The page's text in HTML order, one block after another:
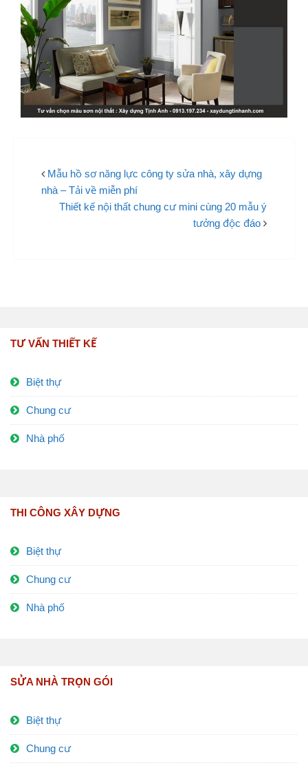
Mẫu hồ sơ năng lực công ty sửa nhà, xây dựng
nhà – Tải về miễn phí
Thiết kế nội thất chung cư mini cùng 20 mẫu ý
tưởng độc đáo
TƯ VẤN THIẾT KẾ
Biệt thự
Chung cư
Nhà phố
THI CÔNG XÂY DỰNG
Biệt thự
Chung cư
Nhà phố
SỬA NHÀ TRỌN GÓI
Biệt thự
Chung cư